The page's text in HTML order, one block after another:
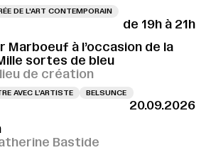
DE L'ART CONTEMPORAIN
de 19h à 21h
Marboeuf à l’occasion de la
sortes de bleu
de création
AVEC L’ARTISTE BELSUNCE
20.09.2026
Bastide